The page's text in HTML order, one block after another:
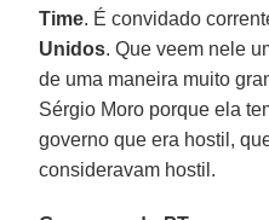
Time. É convidado
Unidos. Que veem nele
de uma maneira muito
Sérgio Moro porque ela
governo que era hostil,
consideravam hostil.